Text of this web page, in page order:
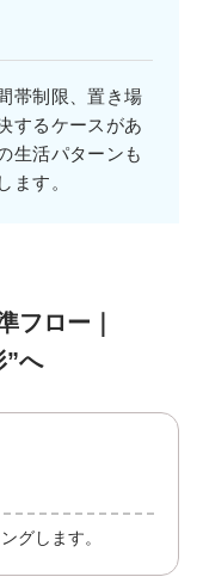
帯制限、置き場
するケースがあ
生活パターンも
ます。
フロー｜
”へ
グします。